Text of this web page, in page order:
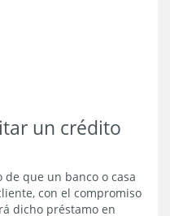
un crédito
que un banco o casa
con el compromiso
dicho préstamo en